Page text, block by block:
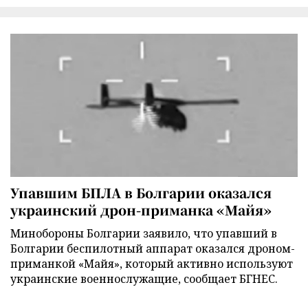
Упавшим БПЛА в Болгарии оказался
украинский дрон-приманка «Майя»
Минобороны Болгарии заявило, что упавший в
Болгарии беспилотный аппарат оказался дроном-
приманкой «Майя», который активно используют
украинские военнослужащие, сообщает БГНЕС.